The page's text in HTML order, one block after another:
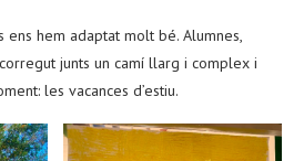
hem adaptat molt bé. Alumnes,
junts un camí llarg i complex i
les vacances d’estiu.